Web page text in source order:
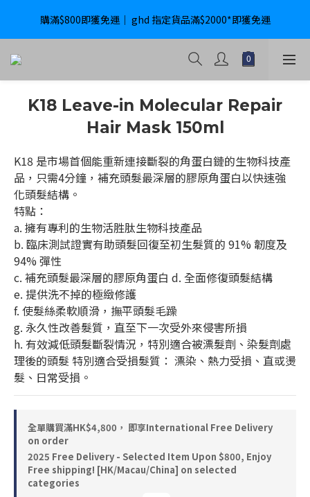
購滿$800即獲免運｜ ghd 指定貨品滿$2000*即獲免運
購滿$800即獲免運｜ ghd 指定貨品滿$2000*即獲免運
International Delivery Available ｜ Shop above HK$4800 Free
購滿$800即獲免運｜ ghd 指定貨品滿$2000*即獲免運
K18 Leave-in Molecular Repair
Hair Mask 150ml
K18 是市場首個能重新連接斷裂的角蛋白鏈的生物科技產
品，只需4分鐘，補充頭髮最深層的膠原角蛋白以快速強
化頭髮結構。
特點：
a. 擁有專利的生物活胜肽生物科技產品
b. 臨床測試證實有助頭髮回復至初生髮質的 91% 韌度及
94% 彈性
c. 補充頭髮最深層的膠原角蛋白 d. 全面修復頭髮結構
e. 提供洗不掉的極緻修護
f. 使髮絲柔軟順滑，撫平頭髮毛躁
g. 永久性改善髮質，直至下一次受外來侵害所損
h. 有效減低頭髮斷裂情況，特別適合被漂髮劑、染髮劑處
理後的頭髮 特別適合受損髮質： 漂染、熱力受損、直或燙
髮、日常受損。
全單購買滿HK$4,800， 即享International Free Delivery
on order
2025 Free Delivery - Selected Item Upon $800, Enjoy
Free shipping! [HK/Macau/China] on selected
categories